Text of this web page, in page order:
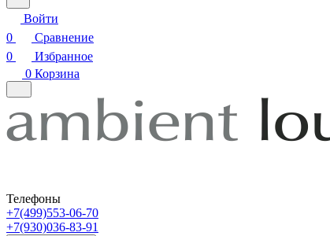
Войти
0
Сравнение
0
Избранное
0 Корзина
Телефоны
+7(499)553-06-70
+7(930)036-83-91